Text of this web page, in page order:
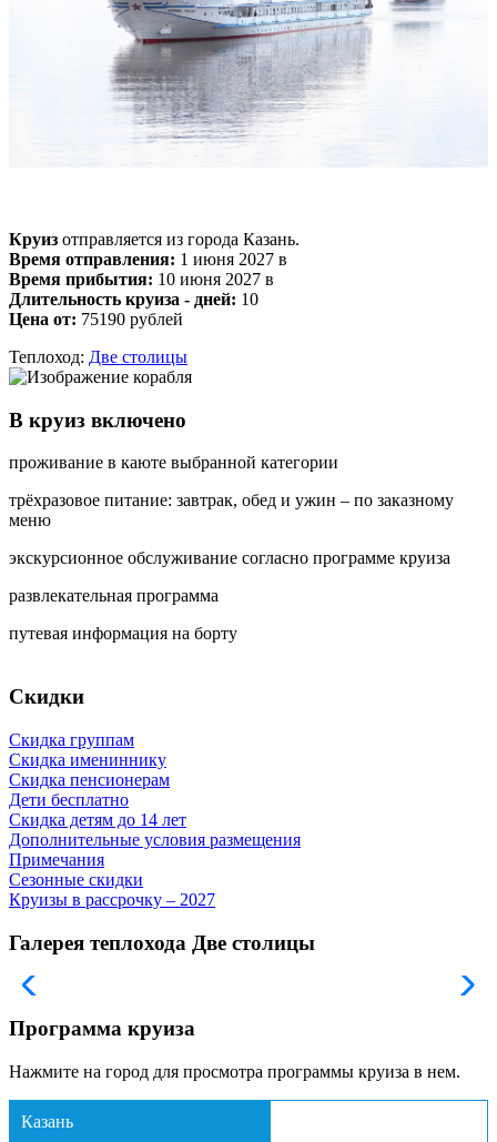
Круиз отправляется из города Казань.
Время отправления: 1 июня 2027 в
Время прибытия: 10 июня 2027 в
Длительность круиза - дней: 10
Цена от: 75190 рублей
Теплоход: Две столицы
В круиз включено
проживание в каюте выбранной категории
трёхразовое питание: завтрак, обед и ужин – по заказному
меню
экскурсионное обслуживание согласно программе круиза
развлекательная программа
путевая информация на борту
Скидки
Скидка группам
Скидка имениннику
Скидка пенсионерам
Дети бесплатно
Скидка детям до 14 лет
Дополнительные условия размещения
Примечания
Сезонные скидки
Круизы в рассрочку – 2027
Галерея теплохода Две столицы
Программа круиза
Нажмите на город для просмотра программы круиза в нем.
Казань